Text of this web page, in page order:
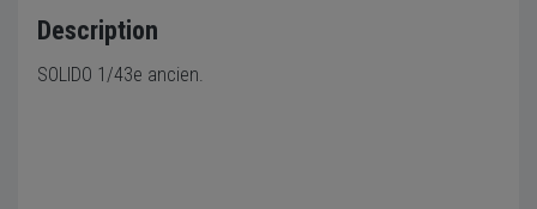
Description
SOLIDO 1/43e ancien.